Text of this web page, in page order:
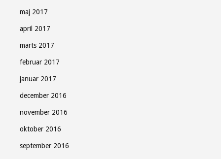
maj 2017
april 2017
marts 2017
februar 2017
januar 2017
december 2016
november 2016
oktober 2016
september 2016